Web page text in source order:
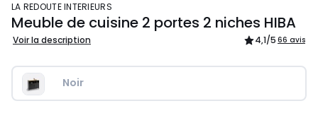
LA REDOUTE INTERIEURS
Meuble de cuisine 2 portes 2 niches HIBA
Voir la description 4,1/5 66 avis
Noir